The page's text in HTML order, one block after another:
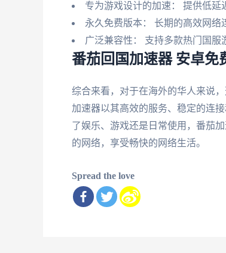
专为游戏设计的加速： 提供低延
永久免费版本： 长期的高效网络
广泛兼容性： 支持多款热门国服
番茄回国加速器 安卓免
综合来看，对于在海外的华人来说
加速器以其高效的服务、稳定的连
了娱乐、游戏还是日常使用，番茄
的网络，享受畅快的网络生活。
Spread the love